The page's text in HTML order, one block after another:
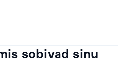
sobivad sinu